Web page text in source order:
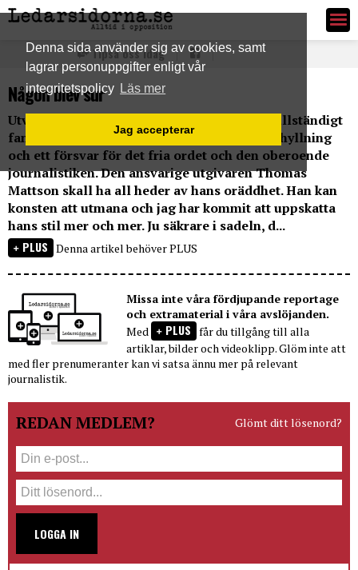
Denna sida använder sig av cookies, samt
lagrar personuppgifter enligt vår
integritetspolicy Läs mer
Jag accepterar
Ledarsidorna.se
Tipsa oss idag
Någon blev sur
Utvecklingen i den publicistiska miljön är fullständigt
fantastisk. Expressens förstasida idag är en hyllning
och ett försvar för det fria ordet och den oberoende
journalistiken. Den ansvarige utgivaren Thomas
Mattson skall ha all heder av hans oräddhet. Han kan
konsten att utmana och jag har kommit att uppskatta
hans stil mer och mer. Ju säkrare i sadeln, d...
PLUS Denna artikel behöver PLUS
Missa inte våra fördjupande reportage
och extramaterial i våra avslöjanden.
Med
PLUS får du tillgång till alla
artiklar, bilder och videoklipp. Glöm inte att
med fler prenumeranter kan vi satsa ännu mer på relevant
journalistik.
REDAN MEDLEM? Glömt ditt lösenord?
LOGGA IN